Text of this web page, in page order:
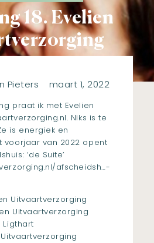
18. Evelien
Pieters maart 1, 2022
praat ik met Evelien
. Niks is te
is energiek en
voorjaar van 2022 opent
‘de Suite’
afscheidsh…-
Uitvaartverzorging
Uitvaartverzorging
Ligthart